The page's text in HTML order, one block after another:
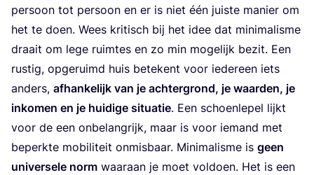
per­soon tot per­soon en er is niet één juis­te manier om
het te doen. Wees kri­tisch bij het idee dat mini­ma­lis­me
draait om lege ruim­tes en zo min moge­lijk bezit. Een
rus­tig, opge­ruimd huis bete­kent voor ieder­een iets
anders, afhan­ke­lijk van je ach­ter­grond, je waar­den, je
inko­men en je hui­di­ge situ­a­tie. Een schoen­le­pel lijkt
voor de een onbe­lang­rijk, maar is voor iemand met
beperk­te mobi­li­teit onmis­baar. Mini­ma­lis­me is geen
uni­ver­se­le norm waar­aan je moet vol­doen. Het is een